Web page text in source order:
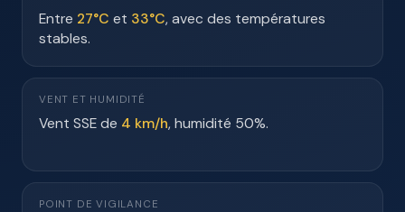
Entre 27°C et 33°C, avec des températures
stables.
VENT ET HUMIDITÉ
Vent SSE de 4 km/h, humidité 50%.
POINT DE VIGILANCE